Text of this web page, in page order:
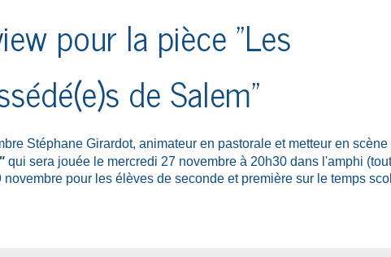
pour la pièce "Les
de Salem"
Stéphane Girardot, animateur en pastorale et metteur en scène
qui sera jouée le mercredi 27 novembre à 20h30 dans l'amphi (tout
pour les élèves de seconde et première sur le temps